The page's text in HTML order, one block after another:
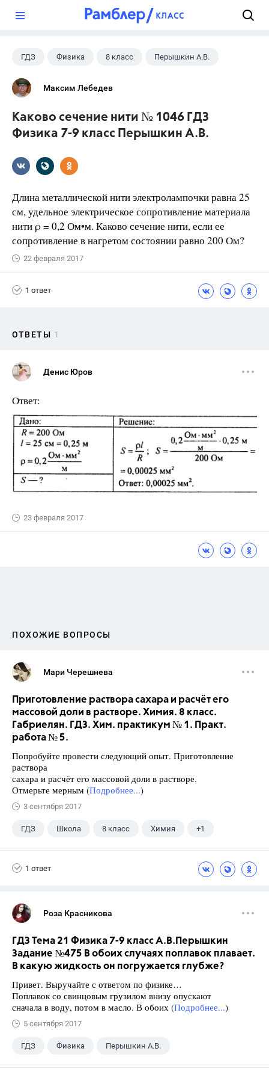
ГДЗ Физика 8 класс Перышкин А.В.
Максим Лебедев
Каково сечение нити № 1046 ГДЗ
Физика 7-9 класс Перышкин А.В.
Длина металлической нити электролампочки равна 25
см, удельное электрическое сопротивление материала
нити ρ = 0,2 Ом•м. Каково сечение нити, если ее
сопротивление в нагретом состоянии равно 200 Ом?
22 февраля 2017
1 ответ
ОТВЕТЫ 1
Денис Юров
Ответ:
23 февраля 2017
ПОХОЖИЕ ВОПРОСЫ
Мари Черешнева
Приготовление раствора сахара и расчёт его
массовой доли в растворе. Химия. 8 класс.
Габриелян. ГДЗ. Хим. практикум № 1. Практ.
работа № 5.
Попробуйте провести следующий опыт. Приготовление
раствора
сахара и расчёт его массовой доли в растворе.
Отмерьте мерным (Подробнее...)
3 сентября 2017
ГДЗ Школа 8 класс Химия +1
1 ответ
Роза Красникова
ГДЗ Тема 21 Физика 7-9 класс А.В.Перышкин
Задание №475 В обоих случаях поплавок плавает.
В какую жидкость он погружается глубже?
Привет. Выручайте с ответом по физике…
Поплавок со свинцовым грузилом внизу опускают
сначала в воду, потом в масло. В обоих (Подробнее...)
5 сентября 2017
ГДЗ Физика Перышкин А.В.